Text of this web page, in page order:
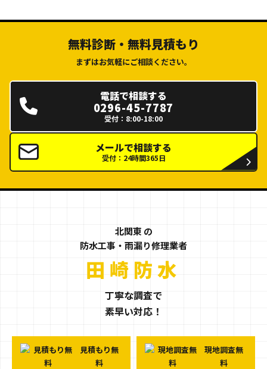
無料診断・無料見積もり
まずはお気軽にご相談ください。
電話で相談する
0296-45-7787
受付：8:00-18:00
メールで相談する
受付：24時間365日
北関東 の
防水工事・雨漏り修理業者
北関東の防水工
田崎防水
丁寧な調査で
素早い対応！
見積もり無
料
現地調査無
料